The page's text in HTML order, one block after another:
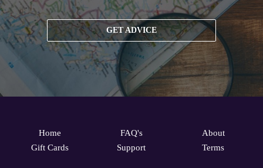
GET ADVICE
Home
Gift Cards
FAQ's
Support
About
Terms